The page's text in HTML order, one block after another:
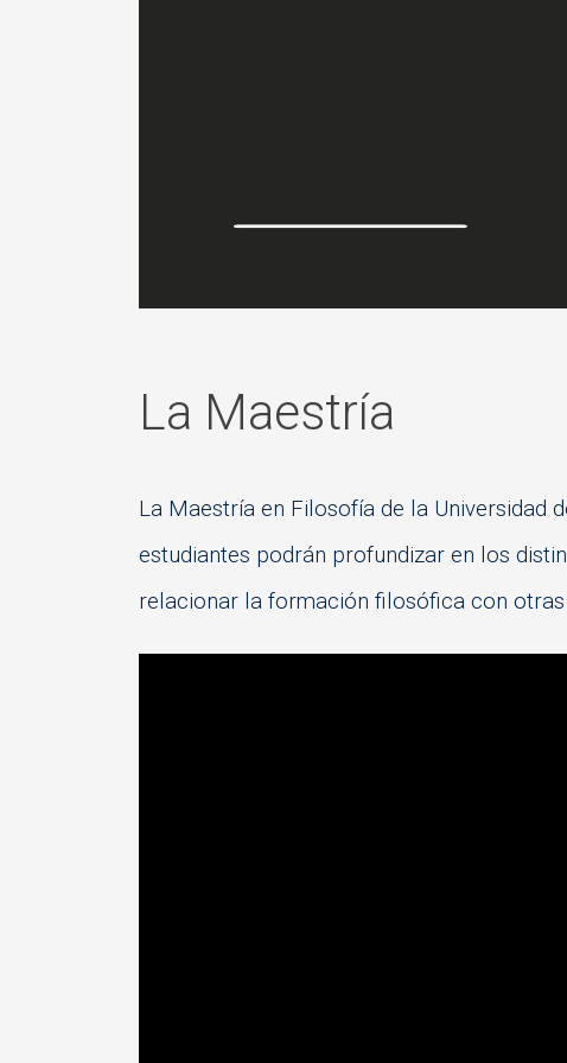
La Maestría
La Maestría en Filosofía de la Universidad
estudiantes podrán profundizar en los
relacionar la formación filosófica con